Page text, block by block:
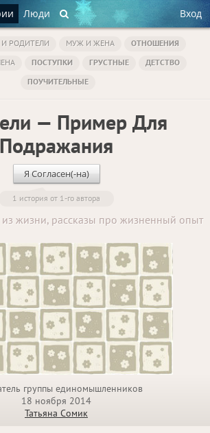
Люди Вход
РОДИТЕЛИ МУЖ И ЖЕНА
ОТНОШЕНИЯ
ПОСТУПКИ ГРУСТНЫЕ
ДЕТСТВО
ПОУЧИТЕЛЬНЫЕ
— Пример Для
Подражания
Я Согласен(-на)
1 история от 1-го автора
жизни, рассказы про жизненный опыт
группы единомышленников
18 ноября 2014
Татьяна Сомик